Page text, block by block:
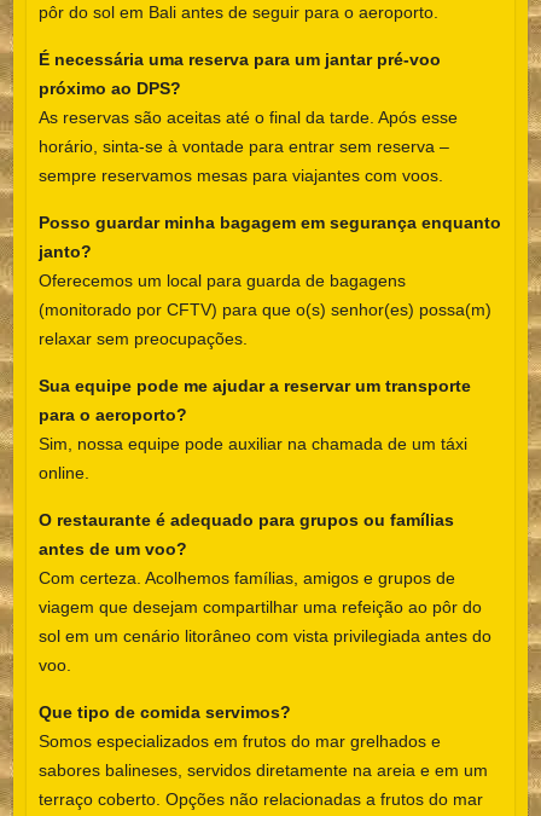
pôr do sol em Bali antes de seguir para o aeroporto.
É necessária uma reserva para um jantar pré-voo
próximo ao DPS?
As reservas são aceitas até o final da tarde. Após esse
horário, sinta-se à vontade para entrar sem reserva –
sempre reservamos mesas para viajantes com voos.
Posso guardar minha bagagem em segurança enquanto
janto?
Oferecemos um local para guarda de bagagens
(monitorado por CFTV) para que o(s) senhor(es) possa(m)
relaxar sem preocupações.
Sua equipe pode me ajudar a reservar um transporte
para o aeroporto?
Sim, nossa equipe pode auxiliar na chamada de um táxi
online.
O restaurante é adequado para grupos ou famílias
antes de um voo?
Com certeza. Acolhemos famílias, amigos e grupos de
viagem que desejam compartilhar uma refeição ao pôr do
sol em um cenário litorâneo com vista privilegiada antes do
voo.
Que tipo de comida servimos?
Somos especializados em frutos do mar grelhados e
sabores balineses, servidos diretamente na areia e em um
terraço coberto. Opções não relacionadas a frutos do mar